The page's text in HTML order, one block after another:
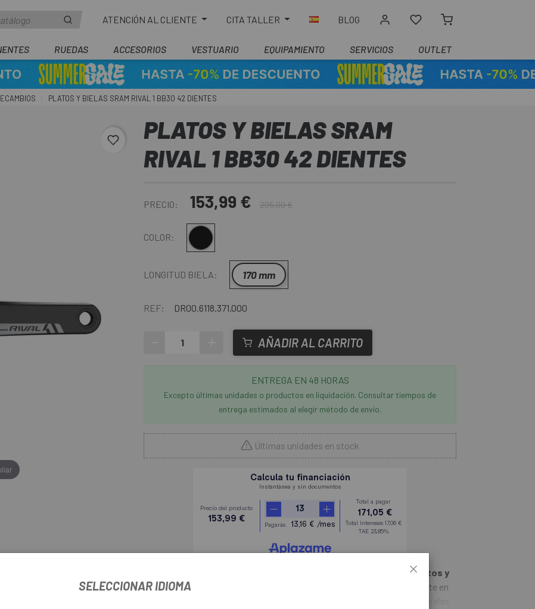
ATENCIÓN AL CLIENTE CITA TALLER BLOG
RUEDAS ACCESORIOS VESTUARIO EQUIPAMIENTO SERVICIOS OUTLET
PLATOS Y BIELAS SRAM RIVAL 1 BB30 42 DIENTES
favorite_border
PLATOS Y BIELAS SRAM
RIVAL 1 BB30 42 DIENTES
PRECIO: 153,99 € 205,00 €
COLOR: Negro
LONGITUD BIELA: 170 mm
REF: DR00.6118.371.000
AÑADIR AL CARRITO
ENTREGA EN 48 HORAS
Excepto últimas unidades o productos en liquidación. Consultar tiempos de
entrega estimados al elegir método de envío.
Últimas unidades en stock
la mejor seleccion de componentes Sram. LosPlatos y
Bielas SRAM Rival 1 BB30 42 dientes
ofrecen un rendimiento constante en
SELECCIONAR IDIOMA